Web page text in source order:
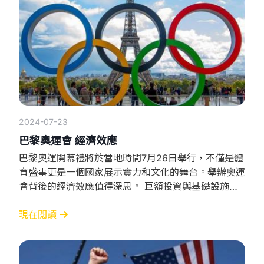
金牌
2024-07-23
巴黎奧運會 經濟效應
巴黎奧運開幕禮將於當地時間7月26日舉行，不僅是體
育盛事更是一個國家展示實力和文化的舞台。舉辦奧運
會背後的經濟效應值得深思。 巨額投資與基礎設施升
升城市的公共設施，改善交通系統還要投入巨資進行宣
長期造福城市居民。 旅遊業的繁榮 奧運會將吸引數百
萬名來自世界各地的觀眾。在巴黎的住宿、餐飲、購物
現在閱讀